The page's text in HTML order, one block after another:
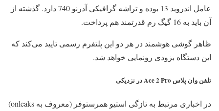
عامل اندروید 13 بوده و تراشه گرافیکی آدرنو 740 دارد. گذشته از
آن باید به 16 گیگ رم قدرتمند هم پرداخت.
ظاهر گوشی هوشمند در هر دو این پلتفرم رسمی تایید می‌کند که
این دستگاه بزودی رونمایی خواهد شد.
تلفن وان پلاس Ace 2 Pro در نزدیکی
در اخباری مرتبط به تازگی استیو همرستوفر (معروف به onleaks)